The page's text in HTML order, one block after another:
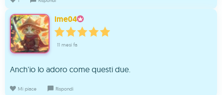
ime04
11 mesi fa
Anch'io lo adoro come questi due.
Mi piace Rispondi